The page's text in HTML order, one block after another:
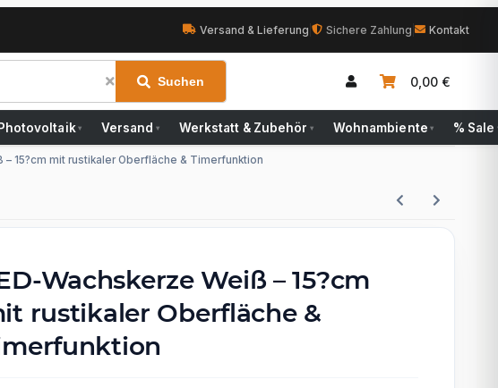
Versand & Lieferung Sichere Zahlung Kontakt
Suchen 0,00 €
▾ Versand ▾ Werkstatt & Zubehör ▾ Wohnambiente ▾ % Sale
– 15?cm mit rustikaler Oberfläche & Timerfunktion
Wachskerze Weiß – 15?cm
rustikaler Oberfläche &